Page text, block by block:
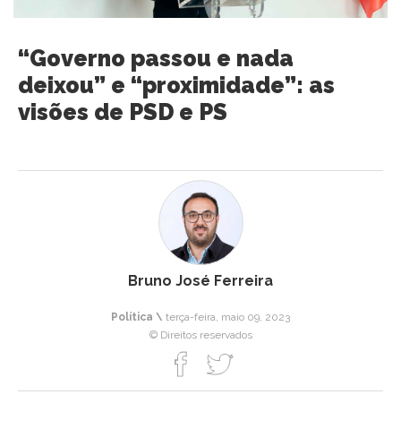
“Governo passou e nada
deixou” e “proximidade”: as
visões de PSD e PS
Bruno José Ferreira
Política \ terça-feira, maio 09, 2023
© Direitos reservados